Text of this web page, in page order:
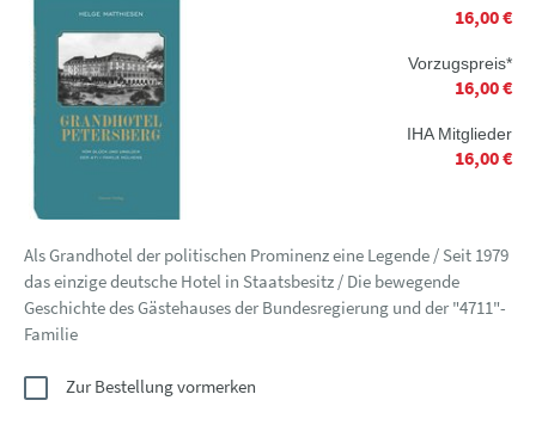
16,00 €
Vorzugspreis*
16,00 €
IHA Mitglieder
16,00 €
Als Grandhotel der politischen Prominenz eine Legende / Seit 1979
das einzige deutsche Hotel in Staatsbesitz / Die bewegende
Geschichte des Gästehauses der Bundesregierung und der "4711"-
Familie
Zur Bestellung vormerken